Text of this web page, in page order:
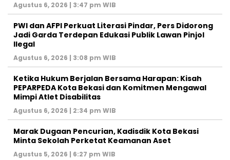
Agustus 6, 2026 | 3:47 pm WIB
PWI dan AFPI Perkuat Literasi Pindar, Pers Didorong
Jadi Garda Terdepan Edukasi Publik Lawan Pinjol
Ilegal
Agustus 6, 2026 | 3:08 pm WIB
Ketika Hukum Berjalan Bersama Harapan: Kisah
PEPARPEDA Kota Bekasi dan Komitmen Mengawal
Mimpi Atlet Disabilitas
Agustus 6, 2026 | 2:34 pm WIB
‎Marak Dugaan Pencurian, Kadisdik Kota Bekasi
Minta Sekolah Perketat Keamanan Aset
Agustus 5, 2026 | 6:27 pm WIB